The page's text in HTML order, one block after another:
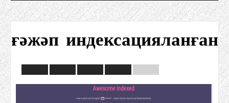
ғәжәп индексацияланған